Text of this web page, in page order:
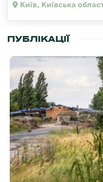
Київ, Київська
ПУБЛІКАЦІЇ